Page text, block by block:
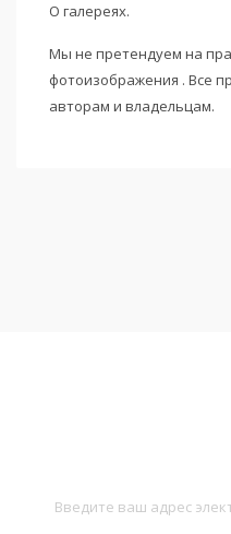
О галереях.
Мы не претендуем на
фотоизображения . Все
авторам и владельцам.